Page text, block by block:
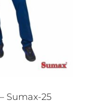
Sumax-25